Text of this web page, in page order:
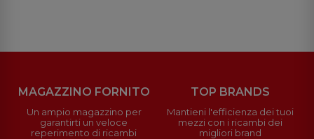
MAGAZZINO FORNITO
Un ampio magazzino per
garantirti un veloce
reperimento di ricambi
TOP BRANDS
Mantieni l'efficienza dei tuoi
mezzi con i ricambi dei
migliori brand